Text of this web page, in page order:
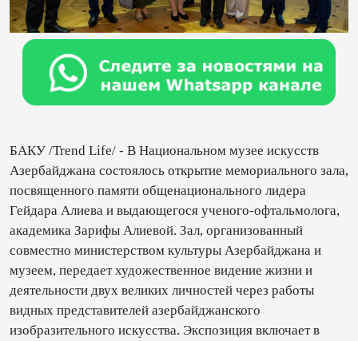
БАКУ /Trend Life/ - В Национальном музее искусств
Азербайджана состоялось открытие мемориального зала,
посвященного памяти общенационального лидера
Гейдара Алиева и выдающегося ученого-офтальмолога,
академика Зарифы Алиевой. Зал, организованный
совместно министерством культуры Азербайджана и
музеем, передает художественное видение жизни и
деятельности двух великих личностей через работы
видных представителей азербайджанского
изобразительного искусства. Экспозиция включает в